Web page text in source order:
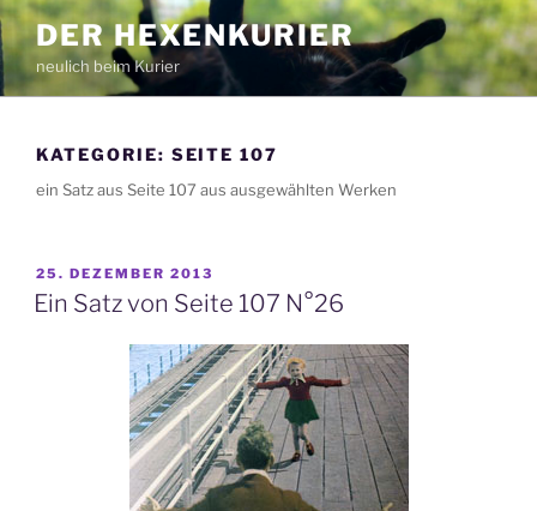
Zum
Inhalt
springen
DER HEXENKURIER
neulich beim Kurier
KATEGORIE: SEITE 107
ein Satz aus Seite 107 aus ausgewählten Werken
VERÖFFENTLICHT
AM
25. DEZEMBER 2013
Ein Satz von Seite 107 N°26